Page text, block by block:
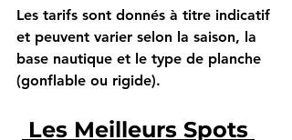
Les tarifs sont donnés à titre indicatif
et peuvent varier selon la saison, la
base nautique et le type de planche
(gonflable ou rigide).
Les Meilleurs Spots